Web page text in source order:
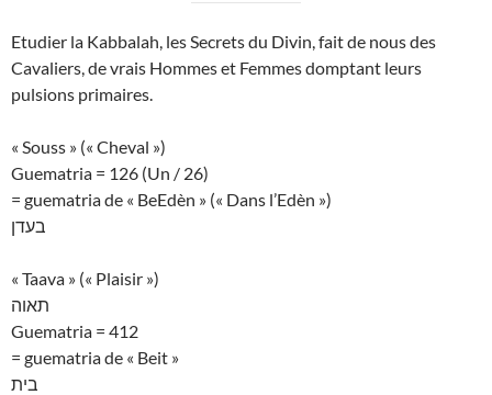
Etudier la Kabbalah, les Secrets du Divin, fait de nous des
Cavaliers, de vrais Hommes et Femmes domptant leurs
pulsions primaires.
« Souss » (« Cheval »)
Guematria = 126 (Un / 26)
= guematria de « BeEdèn » (« Dans l’Edèn »)
בעדן
« Taava » (« Plaisir »)
תאוה
Guematria = 412
= guematria de « Beit »
בית